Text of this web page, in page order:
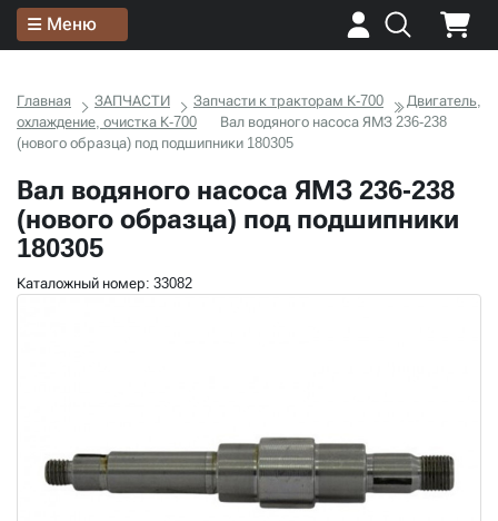
Меню
Главная ЗАПЧАСТИ Запчасти к тракторам К-700
Двигатель,
охлаждение, очистка К-700
Вал водяного насоса ЯМЗ 236-238
(нового образца) под подшипники 180305
Вал водяного насоса ЯМЗ 236-238
(нового образца) под подшипники
180305
Каталожный номер: 33082